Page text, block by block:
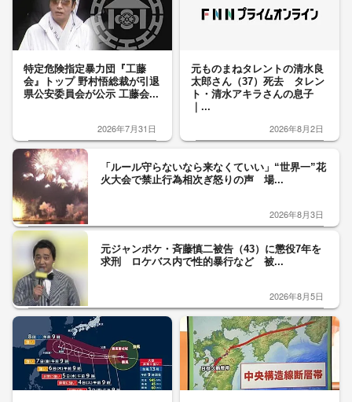
特定危険指定暴力団『工藤
会』トップ 野村悟総裁が引退
県公安委員会が公示 工藤会...
2026年7月31日
元ものまねタレントの清水良
太郎さん（37）死去 タレン
ト・清水アキラさんの息子
｜...
2026年8月2日
「ルール守らないなら来なくていい」“世界一”花
火大会で禁止行為相次ぎ怒りの声 場...
2026年8月3日
元ジャンポケ・斉藤慎二被告（43）に懲役7年を
求刑 ロケバス内で性的暴行など 被...
2026年8月5日